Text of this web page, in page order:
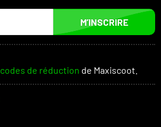
M’INSCRIRE
codes de réduction de Maxiscoot.